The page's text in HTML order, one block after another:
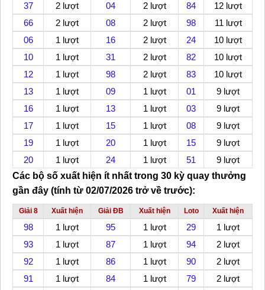
37 2 lượt 04 2 lượt 84
12 lượt
66
2 lượt 08 2 lượt 98
11 lượt
06
1 lượt 16 2 lượt 24
10 lượt
10
1 lượt 31 2 lượt 82
10 lượt
12
1 lượt 98 2 lượt 83
10 lượt
13
1 lượt 09 1 lượt 01
9 lượt
16
1 lượt 13 1 lượt 03
9 lượt
17
1 lượt 15 1 lượt 08
9 lượt
19
1 lượt 20 1 lượt 15
9 lượt
20
1 lượt 24 1 lượt 51
9 lượt
Các bộ số xuất hiện ít nhất trong 30 kỳ quay thưởng
gần đây (tính từ 02/07/2026 trở về trước):
Giải 8 Xuất hiện Giải ĐB Xuất hiện Loto Xuất hiện
98 1 lượt 95 1 lượt 29
1 lượt
93
1 lượt 87 1 lượt 94
2 lượt
92
1 lượt 86 1 lượt 90
2 lượt
91
1 lượt 84 1 lượt 79
2 lượt